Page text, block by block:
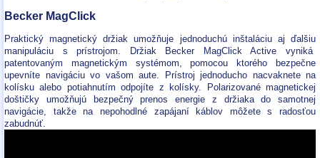
Becker MagClick
Praktický magnetický držiak umožňuje jednoduchú inštaláciu aj ďalšiu
manipuláciu s prístrojom. Držiak Becker MagClick Active vyniká
patentovaným magnetickým systémom, pomocou ktorého bezpečne
upevníte navigáciu vo vašom aute. Prístroj jednoducho nacvaknete na
kolísku alebo potiahnutím odpojíte z kolísky. Polarizované magnetickej
doštičky umožňujú bezpečný prenos energie z držiaka do samotnej
navigácie, takže na nepohodlné zapájaní káblov môžete s radosťou
zabudnúť.